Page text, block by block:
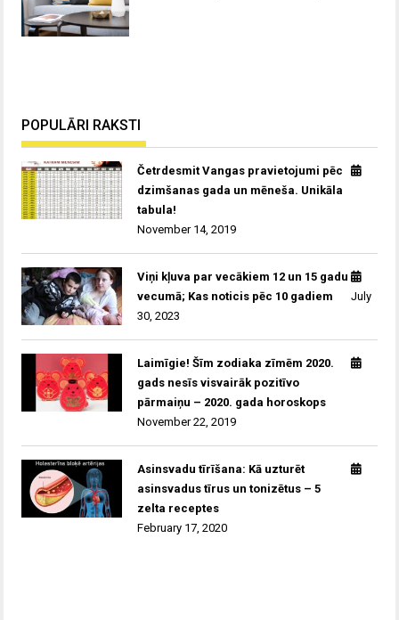
POPULĀRI RAKSTI
Četrdesmit Vangas pravietojumi pēc
dzimšanas gada un mēneša. Unikāla
tabula!
November 14, 2019
Viņi kļuva par vecākiem 12 un 15 gadu
vecumā; Kas noticis pēc 10 gadiem
July
30, 2023
Laimīgie! Šīm zodiaka zīmēm 2020.
gads nesīs visvairāk pozitīvo
pārmaiņu – 2020. gada horoskops
November 22, 2019
Asinsvadu tīrīšana: Kā uzturēt
asinsvadus tīrus un tonizētus – 5
zelta receptes
February 17, 2020